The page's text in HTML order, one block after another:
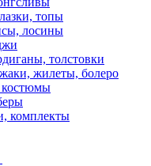
топы
лосины
толстовки
жилеты, болеро
комплекты